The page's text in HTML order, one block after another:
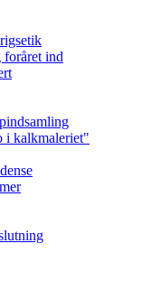
foråret ind
i kalkmaleriet"